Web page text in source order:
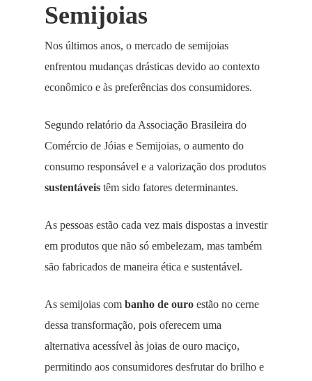
Semijoias
Nos últimos anos, o mercado de semijoias
enfrentou mudanças drásticas devido ao contexto
econômico e às preferências dos consumidores.
Segundo relatório da Associação Brasileira do
Comércio de Jóias e Semijoias, o aumento do
consumo responsável e a valorização dos produtos
sustentáveis têm sido fatores determinantes.
As pessoas estão cada vez mais dispostas a investir
em produtos que não só embelezam, mas também
são fabricados de maneira ética e sustentável.
As semijoias com banho de ouro estão no cerne
dessa transformação, pois oferecem uma
alternativa acessível às joias de ouro maciço,
permitindo aos consumidores desfrutar do brilho e